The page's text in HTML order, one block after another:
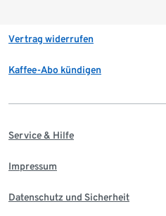
Vertrag widerrufen
Kaffee-Abo kündigen
Service & Hilfe
Impressum
Datenschutz und Sicherheit